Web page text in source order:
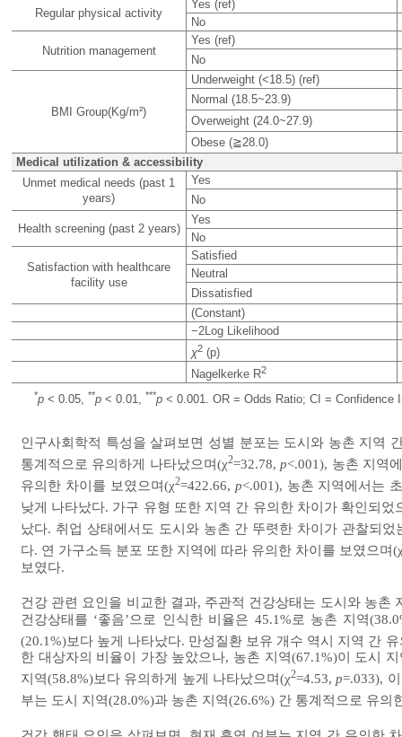
Regular physical activity
Yes (ref)
No
Nutrition management
Yes (ref)
No
BMI Group(Kg/m²)
Underweight (<18.5) (ref)
Normal (18.5~23.9)
Overweight (24.0~27.9)
Obese (≧28.0)
Medical utilization & accessibility
Unmet medical needs (past 1
years)
Yes
No
Health screening (past 2 years)
Yes
No
Satisfaction with healthcare
facility use
Satisfied
Neutral
Dissatisfied
(Constant)
−2Log Likelihood
χ2 (p)
Nagelkerke R2
*p < 0.05, **p < 0.01, ***p < 0.001. OR = Odds Ratio; CI = Confidence
인구사회학적 특성을 살펴보면 성별 분포는 도시와 농촌 지역
통계적으로 유의하게 나타났으며(χ2=32.78,p<.001), 농촌 지역
유의한 차이를 보였으며(χ2=422.66, p<.001), 농촌 지역에서는
낮게 나타났다. 가구 유형 또한 지역 간 유의한 차이가 확인되었
났다. 취업 상태에서도 도시와 농촌 간 뚜렷한 차이가 관찰되었
다. 연 가구소득 분포 또한 지역에 따라 유의한 차이를 보였으며
보였다.
건강 관련 요인을 비교한 결과, 주관적 건강상태는 도시와 농촌
건강상태를 ‘좋음’으로 인식한 비율은 45.1%로 농촌 지역
(20.1%)보다 높게 나타났다. 만성질환 보유 개수 역시 지역 간
한 대상자의 비율이 가장 높았으나, 농촌 지역(67.1%)이 도시
지역(58.8%)보다 유의하게 높게 나타났으며(χ2=4.53,p=.033),
부는 도시 지역(28.0%)과 농촌 지역(26.6%) 간 통계적으로 유의